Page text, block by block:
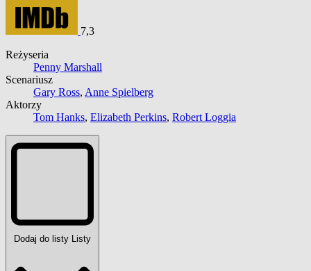
7,3
Reżyseria
Penny Marshall
Scenariusz
Gary Ross, Anne Spielberg
Aktorzy
Tom Hanks, Elizabeth Perkins, Robert Loggia
Dodaj do listy Listy